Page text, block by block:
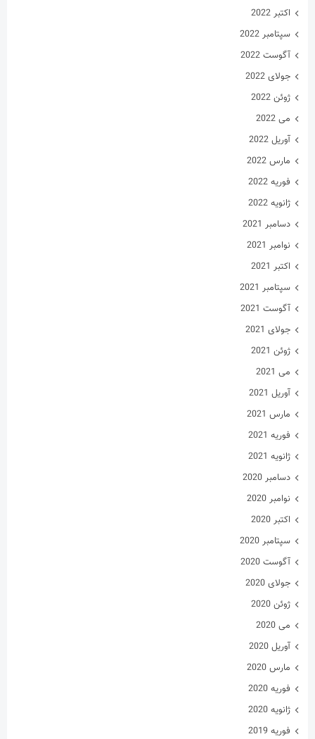
اکتبر 2022
سپتامبر 2022
آگوست 2022
جولای 2022
ژوئن 2022
می 2022
آوریل 2022
مارس 2022
فوریه 2022
ژانویه 2022
دسامبر 2021
نوامبر 2021
اکتبر 2021
سپتامبر 2021
آگوست 2021
جولای 2021
ژوئن 2021
می 2021
آوریل 2021
مارس 2021
فوریه 2021
ژانویه 2021
دسامبر 2020
نوامبر 2020
اکتبر 2020
سپتامبر 2020
آگوست 2020
جولای 2020
ژوئن 2020
می 2020
آوریل 2020
مارس 2020
فوریه 2020
ژانویه 2020
فوریه 2019